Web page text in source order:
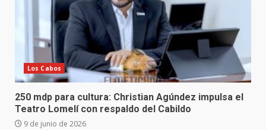
Los Cabos
250 mdp para cultura: Christian Agúndez impulsa el
Teatro Lomelí con respaldo del Cabildo
9 de junio de 2026